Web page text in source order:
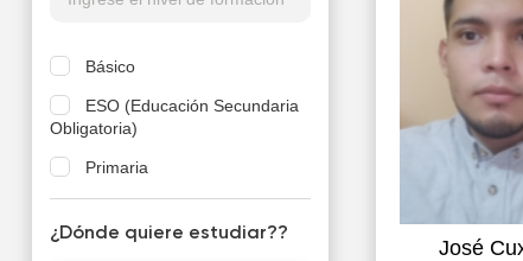
José
Básico
ESO (Educación Secundaria
Obligatoria)
Primaria
¿Dónde quiere estudiar??